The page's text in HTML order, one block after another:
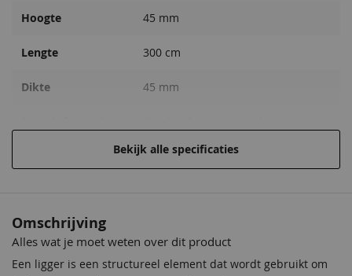
Hoogte 45 mm
Lengte 300 cm
Dikte 45 mm
EAN code 8715815035131
Bekijk alle specificaties
Omschrijving
Alles wat je moet weten over dit product
Een ligger is een structureel element dat wordt gebruikt om